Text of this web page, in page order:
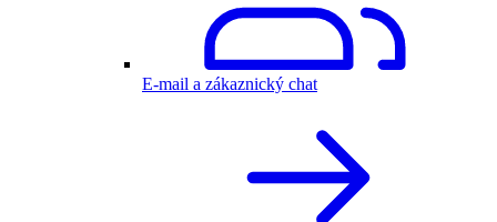
E-mail a zákaznický chat